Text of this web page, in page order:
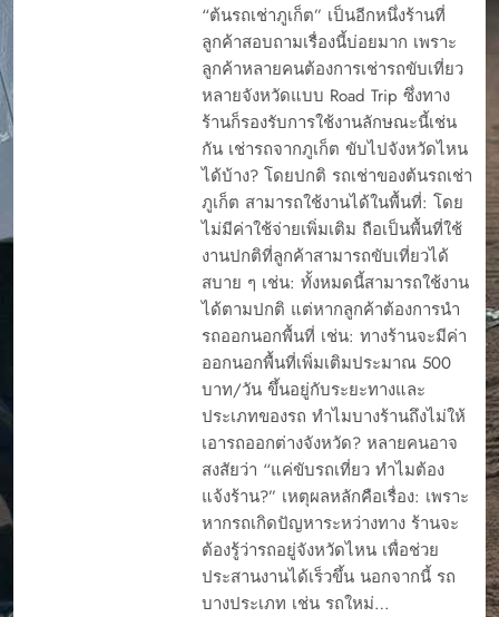
“ต้นรถเช่าภูเก็ต” เป็นอีกหนึ่งร้านที่
ลูกค้าสอบถามเรื่องนี้บ่อยมาก เพราะ
ลูกค้าหลายคนต้องการเช่ารถขับเที่ยว
หลายจังหวัดแบบ Road Trip ซึ่งทาง
ร้านก็รองรับการใช้งานลักษณะนี้เช่น
กัน เช่ารถจากภูเก็ต ขับไปจังหวัดไหน
ได้บ้าง? โดยปกติ รถเช่าของต้นรถเช่า
ภูเก็ต สามารถใช้งานได้ในพื้นที่: โดย
ไม่มีค่าใช้จ่ายเพิ่มเติม ถือเป็นพื้นที่ใช้
งานปกติที่ลูกค้าสามารถขับเที่ยวได้
สบาย ๆ เช่น: ทั้งหมดนี้สามารถใช้งาน
ได้ตามปกติ แต่หากลูกค้าต้องการนำ
รถออกนอกพื้นที่ เช่น: ทางร้านจะมีค่า
ออกนอกพื้นที่เพิ่มเติมประมาณ 500
บาท/วัน ขึ้นอยู่กับระยะทางและ
ประเภทของรถ ทำไมบางร้านถึงไม่ให้
เอารถออกต่างจังหวัด? หลายคนอาจ
สงสัยว่า “แค่ขับรถเที่ยว ทำไมต้อง
แจ้งร้าน?” เหตุผลหลักคือเรื่อง: เพราะ
หากรถเกิดปัญหาระหว่างทาง ร้านจะ
ต้องรู้ว่ารถอยู่จังหวัดไหน เพื่อช่วย
ประสานงานได้เร็วขึ้น นอกจากนี้ รถ
บางประเภท เช่น รถใหม่…